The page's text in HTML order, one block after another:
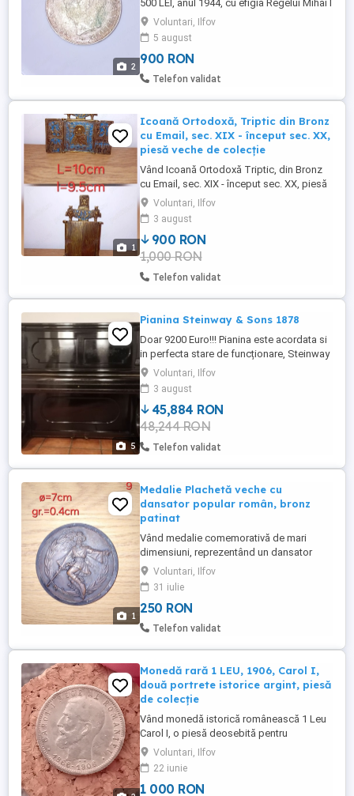
2
500 LEI, anul 1944, cu efigia Regelui Mihai I
al Românilor. O piesă deosebită, emisă în
perioada de sfârșit a monarhiei românești,
cu o importantă valoare istorică și
numismatică. Detalii monedă: Avers:
portretul tânăr al Regelui Mihai I Inscripție:
Voluntari, Ilfov
5 august
900 RON
Telefon validat
1
Icoană Ortodoxă, Triptic din Bronz
cu Email, sec. XIX - început sec. XX,
piesă veche de colecție
Vând Icoană Ortodoxă Triptic, din Bronz
cu Email, sec. XIX - început sec. XX, piesă
veche de colecție. Ofer spre vânzare
icoană triptic ortodoxă pliabilă, realizată
din bronz turnat cu inserții de email
albastru, proveniență spațiu slav (Rusia),
sfârșit de secol XIX - început de secol XX.
Dimensiuni: ...
Voluntari, Ilfov
3 august
900 RON
1,000 RON
Telefon validat
5
Pianina Steinway & Sons 1878
Doar 9200 Euro!!! Pianina este acordata si
in perfecta stare de funcționare, Steinway
& Sons, perioada construcție 1876-1878,
făcut la New York, piese originale,
acordat. MPN: 63558 Ebonized Moștenit
de la străbunici, adus în Romania in 1887.
Voluntari, Ilfov
3 august
45,884 RON
48,244 RON
Telefon validat
1
Medalie Plachetă veche cu
dansator popular român, bronz
patinat
Vând medalie comemorativă de mari
dimensiuni, reprezentând un dansator
popular român în costum tradițional,
realizată în relief artistic. Piesa este
încadrată de o cunună de lauri și prezintă
o execuție deosebită, fiind potrivită pentru
colecționari de medalistică, etnografie și
Diametru: ...
Voluntari, Ilfov
31 iulie
250 RON
Telefon validat
Monedă rară 1 LEU, 1906, Carol I,
două portrete istorice argint, piesă
de colecție
Vând monedă istorică românească 1 Leu
Carol I, o piesă deosebită pentru
colecționari și pasionații de numismatică.
Moneda prezintă un design foarte
interesant: Pe o față apare Carol I în
tinerețe, în perioada în care era Domn al
Voluntari, Ilfov
22 iunie
1 000 RON